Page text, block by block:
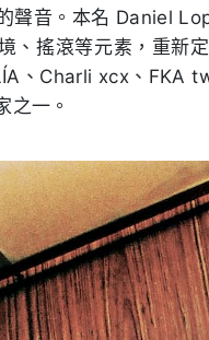
聲音。本名 Daniel
、搖滾等元素，重新
、Charli xcx、FKA
之一。